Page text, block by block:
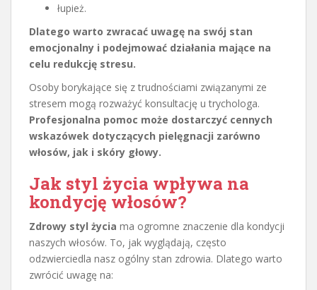
łupież.
Dlatego warto zwracać uwagę na swój stan
emocjonalny i podejmować działania mające na
celu redukcję stresu.
Osoby borykające się z trudnościami związanymi ze
stresem mogą rozważyć konsultację u trychologa.
Profesjonalna pomoc może dostarczyć cennych
wskazówek dotyczących pielęgnacji zarówno
włosów, jak i skóry głowy.
Jak styl życia wpływa na
kondycję włosów?
Zdrowy styl życia ma ogromne znaczenie dla kondycji
naszych włosów. To, jak wyglądają, często
odzwierciedla nasz ogólny stan zdrowia. Dlatego warto
zwrócić uwagę na: